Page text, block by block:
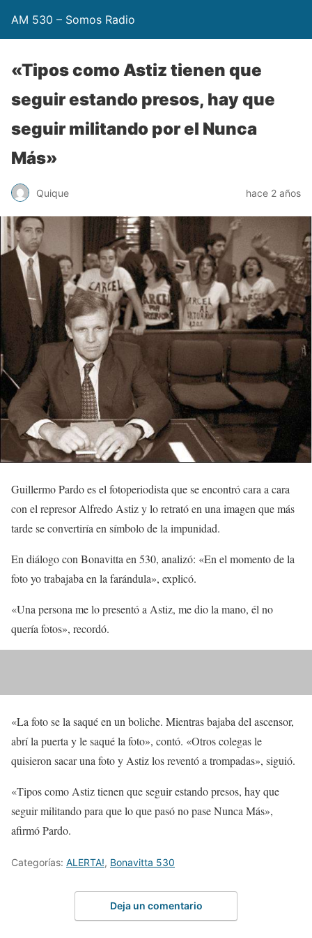
AM 530 – Somos Radio
«Tipos como Astiz tienen que
seguir estando presos, hay que
seguir militando por el Nunca
Más»
Quique hace 2 años
Guillermo Pardo es el fotoperiodista que se encontró cara a cara
con el represor Alfredo Astiz y lo retrató en una imagen que más
tarde se convertiría en símbolo de la impunidad.
En diálogo con Bonavitta en 530, analizó: «En el momento de la
foto yo trabajaba en la farándula», explicó.
«Una persona me lo presentó a Astiz, me dio la mano, él no
quería fotos», recordó.
«La foto se la saqué en un boliche. Mientras bajaba del ascensor,
abrí la puerta y le saqué la foto», contó. «Otros colegas le
quisieron sacar una foto y Astiz los reventó a trompadas», siguió.
«Tipos como Astiz tienen que seguir estando presos, hay que
seguir militando para que lo que pasó no pase Nunca Más»,
afirmó Pardo.
Categorías: ALERTA!, Bonavitta 530
Deja un comentario